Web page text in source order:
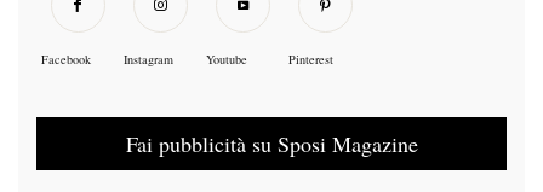
Facebook Instagram Youtube Pinterest
Fai pubblicità su Sposi Magazine